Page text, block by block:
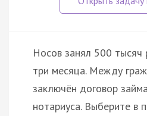
Носов занял 500 тысяч
три месяца. Между
заключён договор
нотариуса. Выберите в